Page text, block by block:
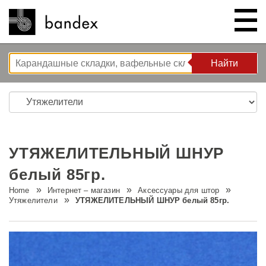
ИНТЕРНЕТ – МАГАЗИН
Решения для спальни
Новые разработки
O НАС
Компания
ИНСТРУКЦИИ/СОВЕТЫ И
Найти
Найти
УТЯЖЕЛИТЕЛЬНЫЙ ШНУР
белый 85гр.
Home Интернет – магазин
Аксессуары для штор
Утяжелители
УТЯЖЕЛИТЕЛЬНЫЙ ШНУР белый 85гр.